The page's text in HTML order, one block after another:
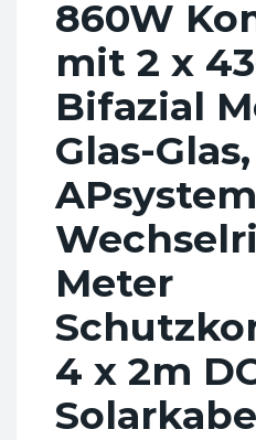
860W
mit 2 x
Bifazial
Glas-Glas,
Meter
4 x 2m